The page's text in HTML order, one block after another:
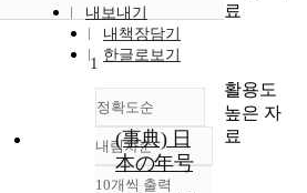
내보내기
내책장담기
한글로보기
정확도순
정확도
순
내림차순
10개씩 출력
1
(事典) 日
本の年号
료
활용도
높은 자
료